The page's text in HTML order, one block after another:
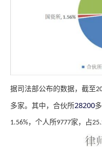
据司法部公布的数据，截至
多家。其中，合伙所28200
1.56%，个人所9777家，占